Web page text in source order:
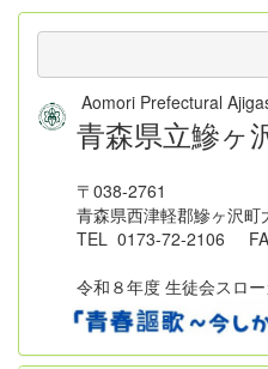
Aomori Prefectural
青森県立鰺ヶ
〒038-2761
青森県西津軽郡鰺ヶ沢町
TEL 0173-72-2106
令和８年度 生徒会スロ